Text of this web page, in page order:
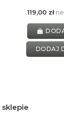
119,00 zł
DODAJ